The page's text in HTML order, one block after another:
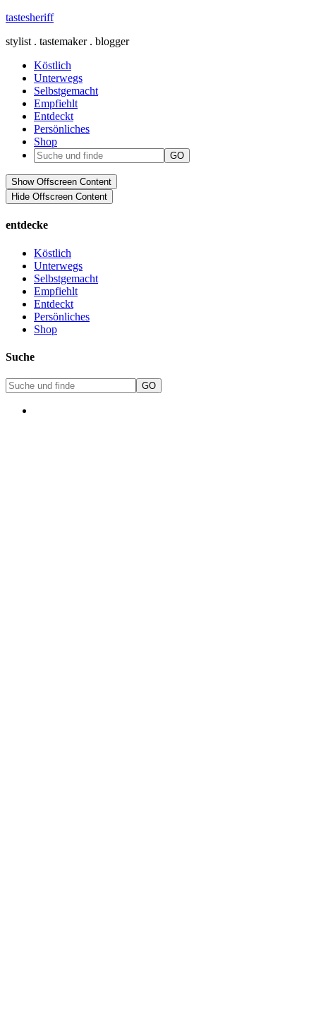
tastesheriff
stylist . tastemaker . blogger
Köstlich
Unterwegs
Selbstgemacht
Empfiehlt
Entdeckt
Persönliches
Shop
Show Offscreen Content
Hide Offscreen Content
entdecke
Köstlich
Unterwegs
Selbstgemacht
Empfiehlt
Entdeckt
Persönliches
Shop
Suche